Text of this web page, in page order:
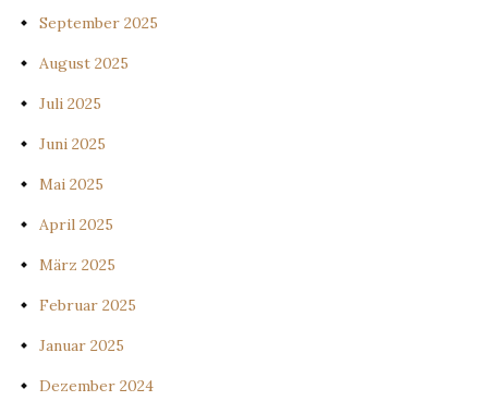
September 2025
August 2025
Juli 2025
Juni 2025
Mai 2025
April 2025
März 2025
Februar 2025
Januar 2025
Dezember 2024